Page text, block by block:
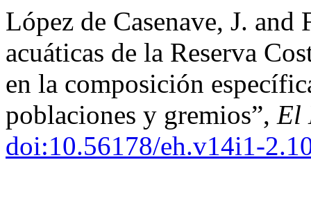
López de Casenave, J.
acuáticas de la Reserva
en la composición
poblaciones y gremios”, El
doi:10.56178/eh.v14i1-